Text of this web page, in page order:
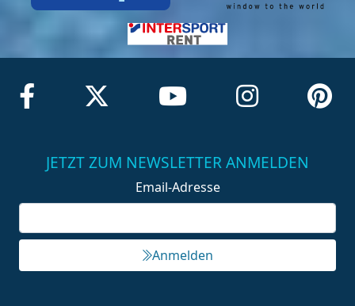
JETZT ZUM NEWSLETTER ANMELDEN
Email-Adresse
Anmelden